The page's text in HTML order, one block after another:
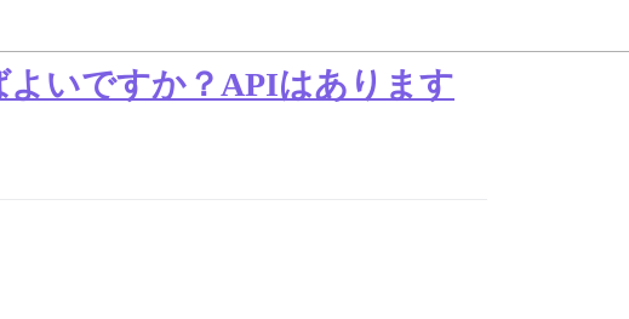
いですか？APIはあります